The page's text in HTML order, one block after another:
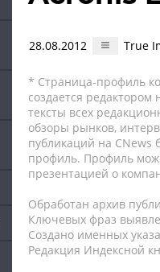
28.08.2012 True
* Страница-профиль
создается
тексты всех
обзоры рынков,
публикаций на CNews
профиль. Профиль
презентацией о
Обработан архив
Ключевых фраз
Создано именных
Редакция Индексной